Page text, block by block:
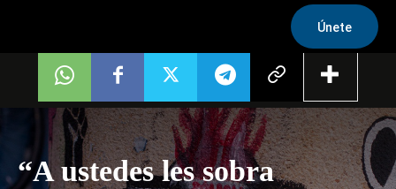
Únete
“A ustedes les sobra